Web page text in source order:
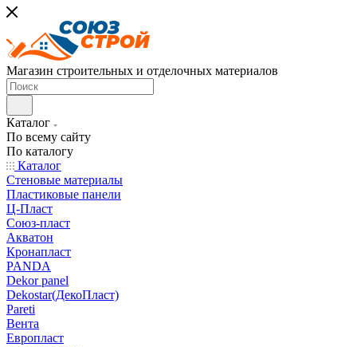
Магазин строительных и отделочных материалов
Каталог
По всему сайту
По каталогу
Каталог
Стеновые материалы
Пластиковые панели
Ц-Пласт
Союз-пласт
Акватон
Кронапласт
PANDA
Dekor panel
Dekostar(ДекоПласт)
Pareti
Вента
Европласт